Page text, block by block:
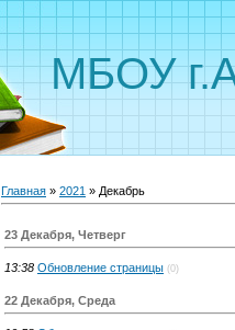
МБОУ
Главная » 2021 » Декабрь
23 Декабря, Четверг
13:38 Обновление страницы (0)
22 Декабря, Среда